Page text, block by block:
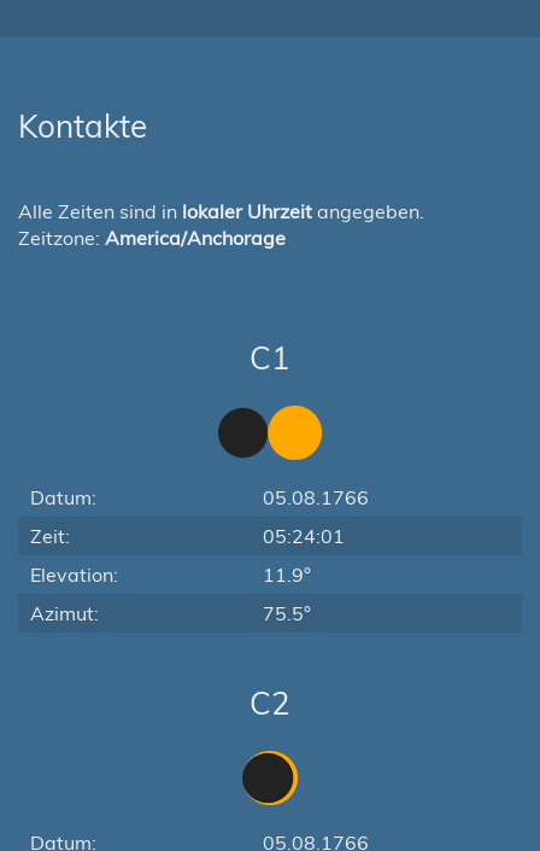
Kontakte
Alle Zeiten sind in lokaler Uhrzeit angegeben.
Zeitzone: America/Anchorage
C1
Datum:
05.08.1766
Zeit:
05:24:01
Elevation:
11.9°
Azimut:
75.5°
C2
Datum: 05.08.1766